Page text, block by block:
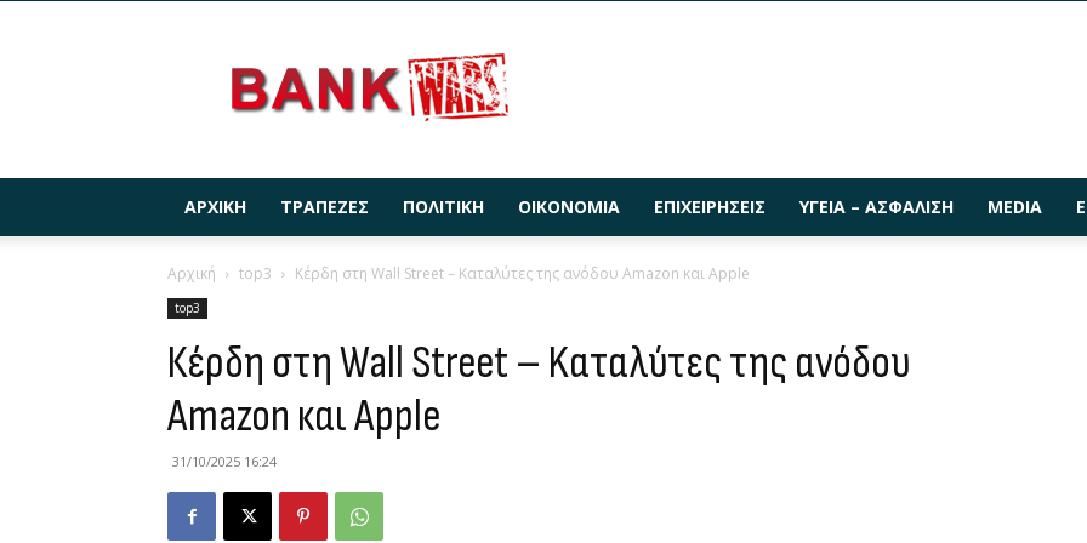
ΑΡΧΙΚΉ ΤΡΆΠΕΖΕΣ ΠΟΛΙΤΙΚΉ ΟΙΚΟΝΟΜΊΑ ΕΠΙΧΕΙΡΉΣΕΙΣ ΥΓΕΊΑ – ΑΣΦΆΛΙΣΗ MEDIA
Αρχική top3 Κέρδη στη Wall Street – Kαταλύτες της ανόδου Amazon και Apple
top3
Κέρδη στη Wall Street – Kαταλύτες της ανόδου
Amazon και Apple
31/10/2025 16:24